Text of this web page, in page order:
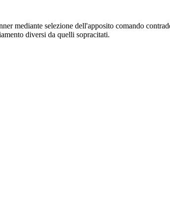
mediante selezione dell'apposito comando
diversi da quelli sopracitati.